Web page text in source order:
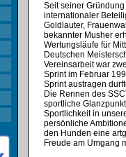
Seit seiner
internationaler
Goldlauter,
bekannter Musher
Wertungsläufe für
Deutschen
Vereinsarbeit war
Sprint im Februar
Sprint austragen
Die Rennen des
sportliche
Sportlichkeit in
persönliche
den Hunden eine
Freude am Umgang